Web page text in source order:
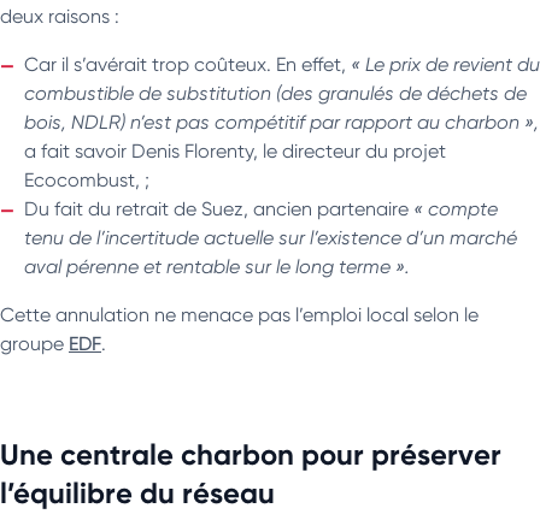
deux raisons :
Car il s’avérait trop coûteux. En effet, « Le prix de revient du
combustible de substitution (des granulés de déchets de
bois, NDLR) n’est pas compétitif par rapport au charbon »,
a fait savoir Denis Florenty, le directeur du projet
Ecocombust, ;
Du fait du retrait de Suez, ancien partenaire « compte
tenu de l’incertitude actuelle sur l’existence d’un marché
aval pérenne et rentable sur le long terme ».
Cette annulation ne menace pas l’emploi local selon le
groupe EDF.
Une centrale charbon pour préserver
l’équilibre du réseau